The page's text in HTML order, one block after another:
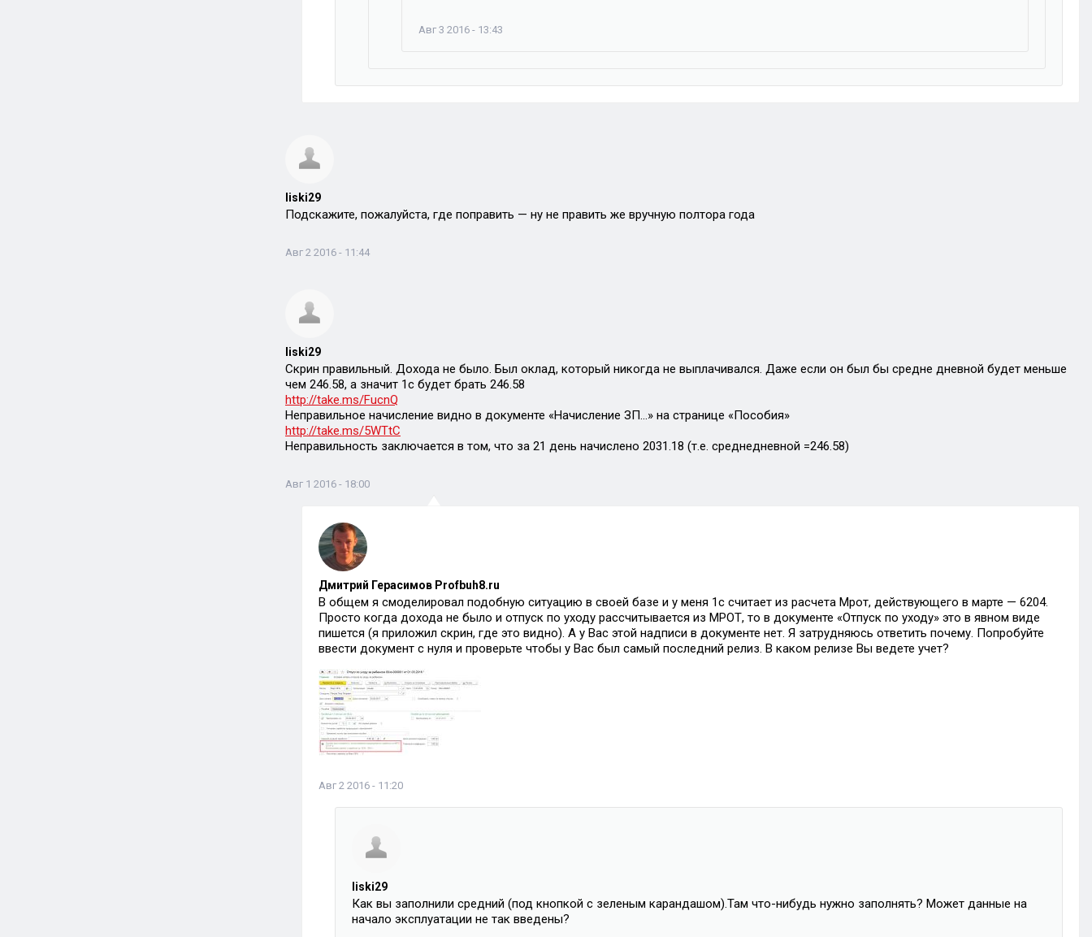
Авг 3 2016 - 13:43
liski29
Подскажите, пожалуйста, где поправить — ну не править же вручную полтора года
Авг 2 2016 - 11:44
liski29
Скрин правильный. Дохода не было. Был оклад, который никогда не выплачивался. Даже если он был бы средне дневной будет меньше
чем 246.58, а значит 1с будет брать 246.58
http://take.ms/FucnQ
Неправильное начисление видно в документе «Начисление ЗП…» на странице «Пособия»
http://take.ms/5WTtC
Неправильность заключается в том, что за 21 день начислено 2031.18 (т.е. среднедневной =246.58)
Авг 1 2016 - 18:00
Дмитрий Герасимов Profbuh8.ru
В общем я смоделировал подобную ситуацию в своей базе и у меня 1с считает из расчета Мрот, действующего в марте — 6204.
Просто когда дохода не было и отпуск по уходу рассчитывается из МРОТ, то в документе «Отпуск по уходу» это в явном виде
пишется (я приложил скрин, где это видно). А у Вас этой надписи в документе нет. Я затрудняюсь ответить почему. Попробуйте
ввести документ с нуля и проверьте чтобы у Вас был самый последний релиз. В каком релизе Вы ведете учет?
Авг 2 2016 - 11:20
liski29
Как вы заполнили средний (под кнопкой с зеленым карандашом).Там что-нибудь нужно заполнять? Может данные на
начало эксплуатации не так введены?